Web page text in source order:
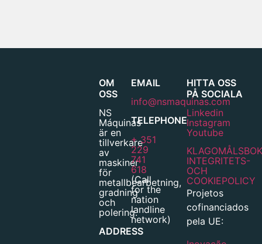
OM
OSS
NS
Máquinas
är en
tillverkare
av
maskiner
för
metallbearbetning,
gradning
och
polering.
ADDRESS
EMAIL
info@nsmaquinas.com
TELEPHONE
+ 351
229
741
618
(Call
for the
nation
landline
network)
HITTA OSS
PÅ SOCIALA
Linkedin
Instagram
Youtube
KLAGOMÅLSBOK
INTEGRITETS-
OCH
COOKIEPOLICY
Projetos
cofinanciados
pela UE: